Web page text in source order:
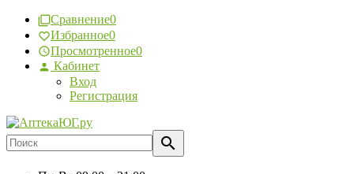
Сравнение0
Избранное0
Просмотренное0
Кабинет
Вход
Регистрация